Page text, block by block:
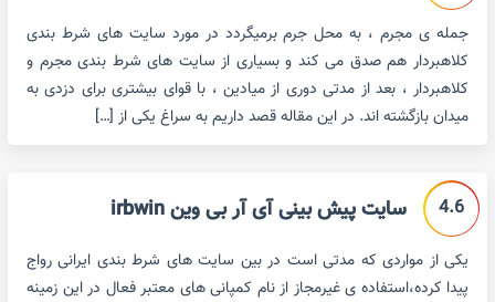
جمله ی مجرم ، به محل جرم برمیگردد در مورد سایت های شرط بندی
کلاهبردار هم صدق می کند و بسیاری از سایت های شرط بندی مجرم و
کلاهبردار ، بعد از مدتی دوری از میادین ، با قوای بیشتری برای دزدی به
میدان بازگشته اند. در این مقاله قصد داریم به سراغ یکی از […]
4.6 سایت پیش بینی آی آر بی وین irbwin
یکی از مواردی که مدتی است در بین سایت های شرط بندی ایرانی رواج
پیدا کرده،استفاده ی غیرمجاز از نام کمپانی های معتبر فعال در این زمینه